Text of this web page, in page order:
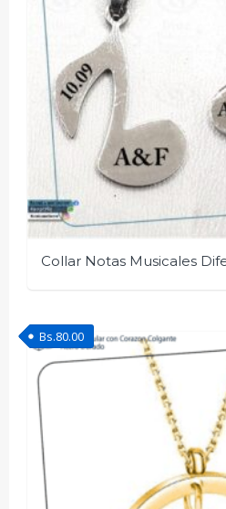
Collar Notas Musicales
Bs.80.00